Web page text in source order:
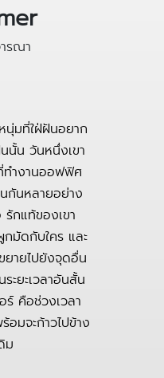
รณา
มที่ใฝ่ฝันอยาก
นั้น วันหนึ่งเขา
ทำงานออฟฟิศ
กันหลายอย่าง
รักแท้ของเขา
มัดกับใคร และ
ยายไปยังจุดอื่น
ะยะเวลาอันสั้น
คือช่วงเวลา
อมจะก้าวไปข้าง
ม